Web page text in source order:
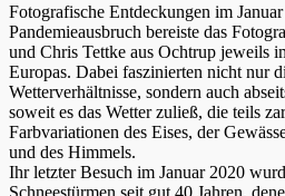
Fotografische Entdeckungen im
Pandemieausbruch bereiste das
und Chris Tettke aus Ochtrup jeweils
Europas. Dabei faszinierten nicht nur
Wetterverhältnisse, sondern auch
soweit es das Wetter zuließ, die teils
Farbvariationen des Eises, der
und des Himmels.
Ihr letzter Besuch im Januar 2020
Schneestürmen seit gut 40 Jahren,